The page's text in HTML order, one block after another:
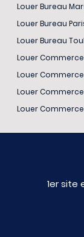
Louer Bureau
Louer Bureau
Louer Bureau
Louer
Louer
Louer Commerce
Louer
1er site